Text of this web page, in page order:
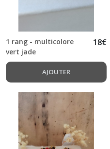
1 rang - multicolore
vert jade
18€
AJOUTER